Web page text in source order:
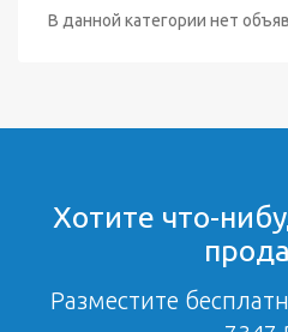
В данной категории нет
Хотите что-
Разместите